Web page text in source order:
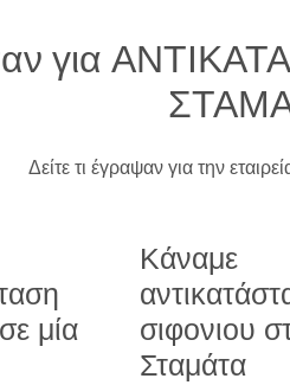
για
Δείτε τι έγραψαν για την
μία
Κάναμε
σιφονιου
Σταμάτα